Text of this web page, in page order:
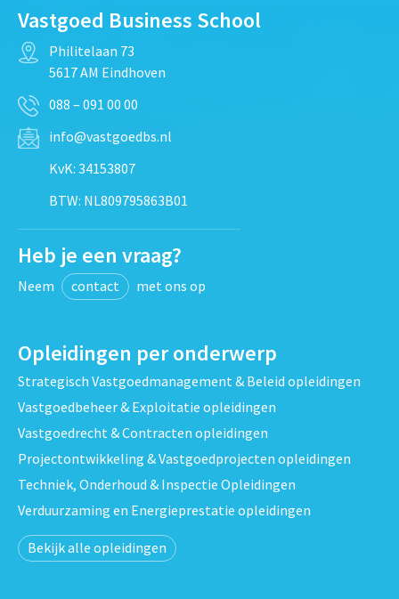
Vastgoed Business School
Philitelaan 73
5617 AM Eindhoven
088 – 091 00 00
info@vastgoedbs.nl
KvK: 34153807
BTW: NL809795863B01
Heb je een vraag?
Neem contact met ons op
Opleidingen per onderwerp
Strategisch Vastgoedmanagement & Beleid opleidingen
Vastgoedbeheer & Exploitatie opleidingen
Vastgoedrecht & Contracten opleidingen
Projectontwikkeling & Vastgoedprojecten opleidingen
Techniek, Onderhoud & Inspectie Opleidingen
Verduurzaming en Energieprestatie opleidingen
Bekijk alle opleidingen